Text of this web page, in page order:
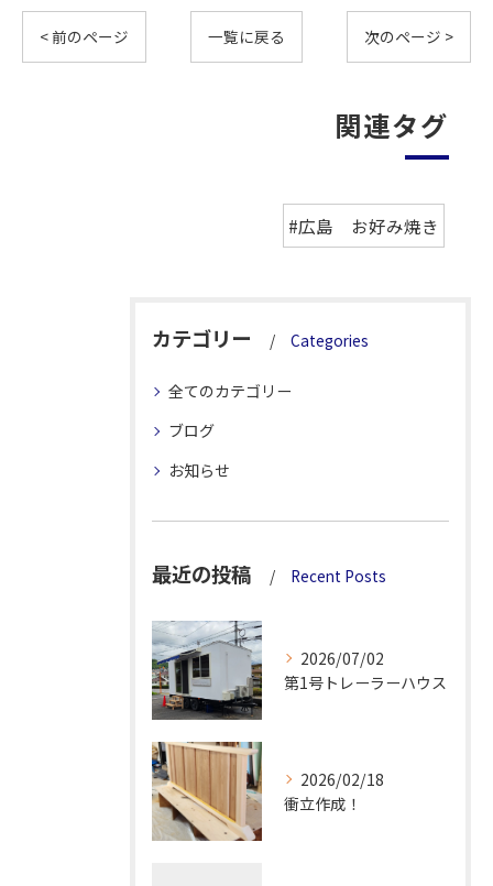
< 前のページ 一覧に戻る 次のページ >
関連タグ
#広島 お好み焼き
カテゴリー Categories
全てのカテゴリー
ブログ
お知らせ
最近の投稿 Recent Posts
2026/07/02
第1号トレーラーハウス
2026/02/18
衝立作成！